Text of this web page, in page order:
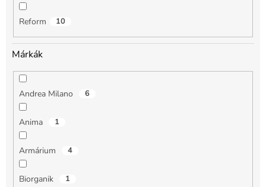
Reform 10
Márkák
Andrea Milano 6
Anima 1
Armárium 4
Biorganik 1